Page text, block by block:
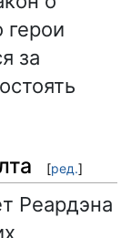
герои
за
[ред.]
Реардэна